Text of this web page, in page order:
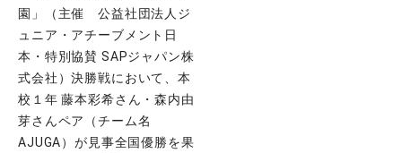
園」（主催 公益社団法人ジ
ュニア・アチーブメント日
本・特別協賛 SAPジャパン株
式会社）決勝戦において、本
校１年 藤本彩希さん・森内由
芽さんペア（チーム名
AJUGA）が見事全国優勝を果